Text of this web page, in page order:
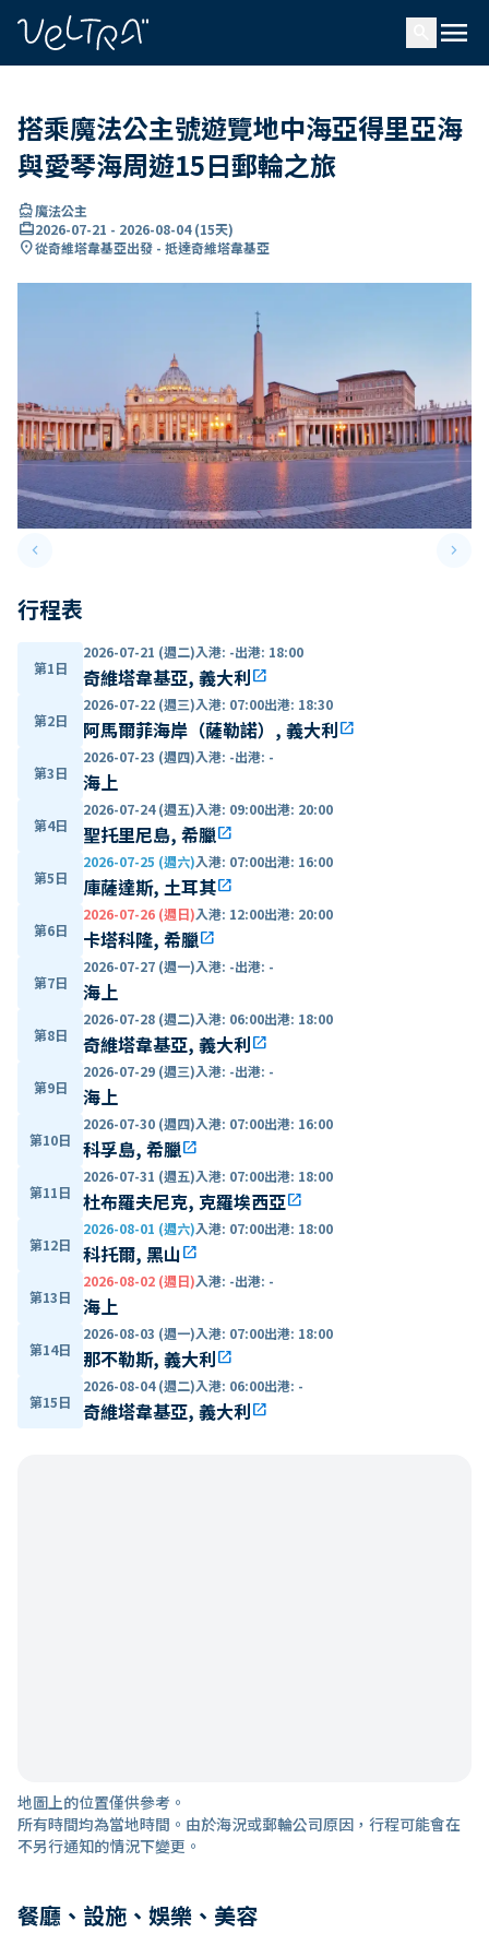
menu
搭乘魔法公主號遊覽地中海亞得里亞海
與愛琴海周遊15日郵輪之旅
directions_boat魔法公主
card_travel2026-07-21 - 2026-08-04(15天)
location_on從奇維塔韋基亞出發 - 抵達奇維塔韋基亞
keyboard_arrow_leftPrevious slide keyboard_arrow_right
行程表
第1日
2026-07-21 (週二)入港: -出港: 18:00
奇維塔韋基亞, 義大利open_in_new
第2日
2026-07-22 (週三)入港: 07:00出港: 18:30
阿馬爾菲海岸（薩勒諾）, 義大利open_in_new
第3日
2026-07-23 (週四)入港: -出港: -
海上
第4日
2026-07-24 (週五)入港: 09:00出港: 20:00
聖托里尼島, 希臘open_in_new
第5日
2026-07-25 (週六)入港: 07:00出港: 16:00
庫薩達斯, 土耳其open_in_new
第6日
2026-07-26 (週日)入港: 12:00出港: 20:00
卡塔科隆, 希臘open_in_new
第7日
2026-07-27 (週一)入港: -出港: -
海上
第8日
2026-07-28 (週二)入港: 06:00出港: 18:00
奇維塔韋基亞, 義大利open_in_new
第9日
2026-07-29 (週三)入港: -出港: -
海上
第10日
2026-07-30 (週四)入港: 07:00出港: 16:00
科孚島, 希臘open_in_new
第11日
2026-07-31 (週五)入港: 07:00出港: 18:00
杜布羅夫尼克, 克羅埃西亞open_in_new
第12日
2026-08-01 (週六)入港: 07:00出港: 18:00
科托爾, 黑山 open_in_new
第13日
2026-08-02 (週日)入港: -出港: -
海上
第14日
2026-08-03 (週一)入港: 07:00出港: 18:00
那不勒斯, 義大利open_in_new
第15日
2026-08-04 (週二)入港: 06:00出港: -
奇維塔韋基亞, 義大利open_in_new
地圖上的位置僅供參考。
所有時間均為當地時間。由於海況或郵輪公司原因，行程可能會在
不另行通知的情況下變更。
餐廳、設施、娛樂、美容